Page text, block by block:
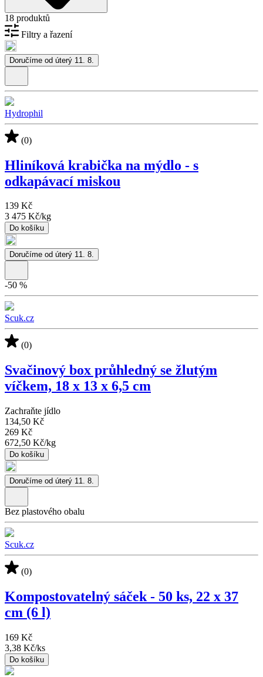
18 produktů
Filtry a řazení
Doručíme od úterý 11. 8.
Hydrophil
(0)
Hliníková krabička na mýdlo - s
odkapávací miskou
139 Kč
3 475 Kč/kg
Do košíku
Doručíme od úterý 11. 8.
-50 %
Scuk.cz
(0)
Svačinový box průhledný se žlutým
víčkem, 18 x 13 x 6,5 cm
Zachraňte jídlo
134,50 Kč
269 Kč
672,50 Kč/kg
Do košíku
Doručíme od úterý 11. 8.
Bez plastového obalu
Scuk.cz
(0)
Kompostovatelný sáček - 50 ks, 22 x 37
cm (6 l)
169 Kč
3,38 Kč/ks
Do košíku